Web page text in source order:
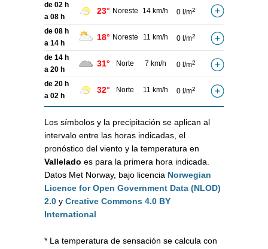
de 02 h
a 08 h
23° Noreste 14 km/h 0 l/m2
de 08 h
a 14 h
18° Noreste 11 km/h 0 l/m2
de 14 h
a 20 h
31° Norte 7 km/h 0 l/m2
de 20 h
a 02 h
32° Norte 11 km/h 0 l/m2
Los símbolos y la precipitación se aplican al
intervalo entre las horas indicadas, el
pronóstico del viento y la temperatura en
Vallelado es para la primera hora indicada.
Datos Met Norway, bajo licencia Norwegian
Licence for Open Government Data (NLOD)
2.0 y Creative Commons 4.0 BY
International
* La temperatura de sensación se calcula con